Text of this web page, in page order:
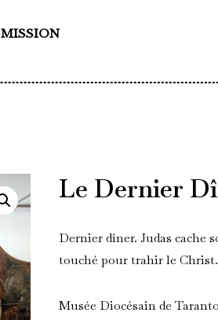
MISSION
Le Dernier
Dernier dîner. Judas cache
touché pour trahir le Christ.
Musée Diocésain de